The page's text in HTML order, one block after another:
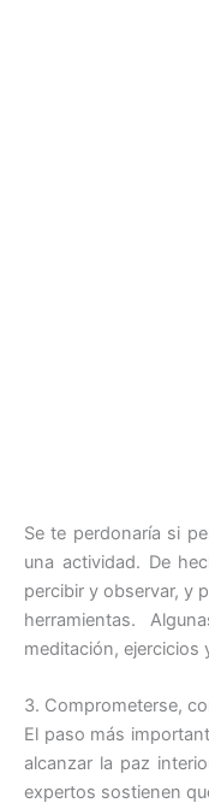
Se te perdonaría si
una actividad. De
percibir y observar, y
herramientas.
meditación, ejercicios
3. Comprometerse,
El paso más
alcanzar la paz
expertos sostienen